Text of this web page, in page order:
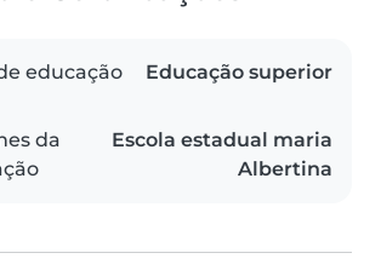
educação Educação superior
da
Escola estadual maria
Albertina